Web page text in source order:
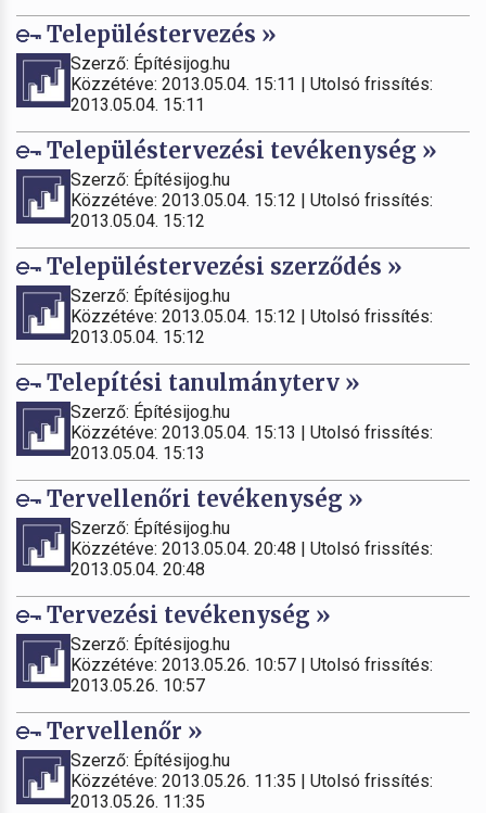
Településtervezés »
Szerző: Építésijog.hu
Közzétéve: 2013.05.04. 15:11 | Utolsó frissítés:
2013.05.04. 15:11
Településtervezési tevékenység »
Szerző: Építésijog.hu
Közzétéve: 2013.05.04. 15:12 | Utolsó frissítés:
2013.05.04. 15:12
Településtervezési szerződés »
Szerző: Építésijog.hu
Közzétéve: 2013.05.04. 15:12 | Utolsó frissítés:
2013.05.04. 15:12
Telepítési tanulmányterv »
Szerző: Építésijog.hu
Közzétéve: 2013.05.04. 15:13 | Utolsó frissítés:
2013.05.04. 15:13
Tervellenőri tevékenység »
Szerző: Építésijog.hu
Közzétéve: 2013.05.04. 20:48 | Utolsó frissítés:
2013.05.04. 20:48
Tervezési tevékenység »
Szerző: Építésijog.hu
Közzétéve: 2013.05.26. 10:57 | Utolsó frissítés:
2013.05.26. 10:57
Tervellenőr »
Szerző: Építésijog.hu
Közzétéve: 2013.05.26. 11:35 | Utolsó frissítés:
2013.05.26. 11:35